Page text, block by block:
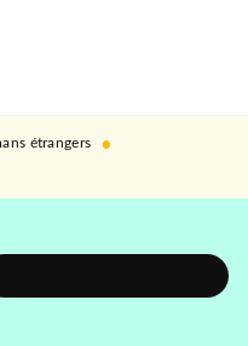
étrangers •